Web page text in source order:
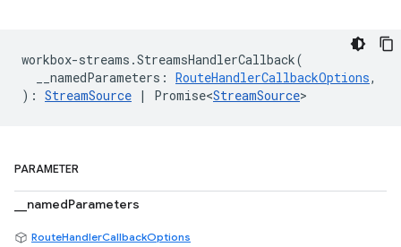
workbox-streams .StreamsHandlerCallback(
__namedParameters : RouteHandlerCallbackOptions,
) : StreamSource | Promise<StreamSource>
PARAMETER
__namedParameters
RouteHandlerCallbackOptions